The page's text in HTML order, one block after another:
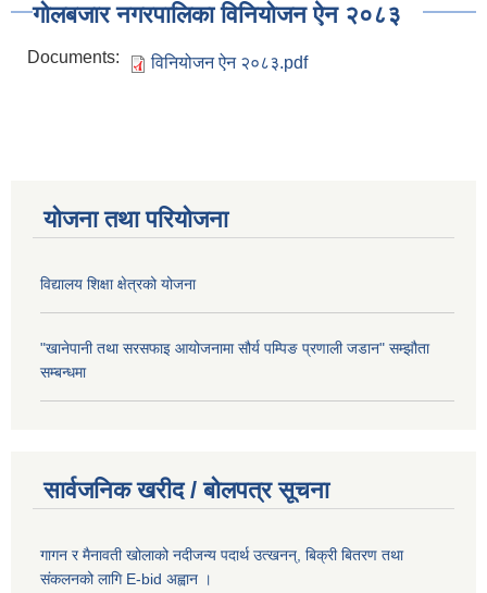
गोलबजार नगरपालिका विनियोजन ऐन २०८३
Documents: विनियोजन ऐन २०८३.pdf
योजना तथा परियोजना
विद्यालय शिक्षा क्षेत्रको योजना
"खानेपानी तथा सरसफाइ आयोजनामा सौर्य पम्पिङ प्रणाली जडान" सम्झौता
सम्बन्धमा
सार्वजनिक खरीद / बोलपत्र सूचना
गागन र मैनावती खोलाको नदीजन्य पदार्थ उत्खनन्, बिक्री बितरण तथा
संकलनको लागि E-bid अह्वान ।